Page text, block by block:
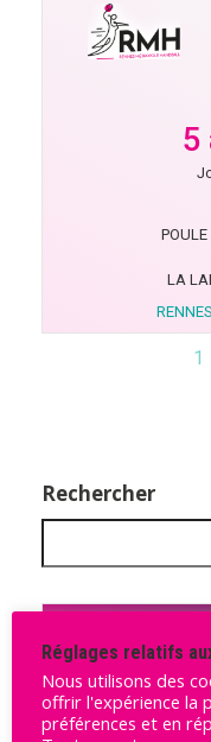
5
LA
1
Rechercher
Ligue
Pos Équipe
1 STELLA
Réglages relatifs
Nous utilisons des
offrir l'expérience la
préférences et en